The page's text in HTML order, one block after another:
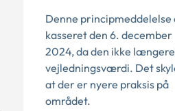
Denne principmeddelelse
kasseret den 6. december
2024, da den ikke
vejledningsværdi. Det
at der er nyere praksis på
området.